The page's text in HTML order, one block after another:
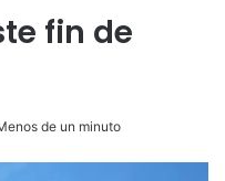
fin de
de un minuto